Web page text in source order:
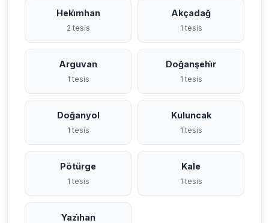
Heki̇mhan
2 tesis
Akçadağ
1 tesis
Arguvan
1 tesis
Doğanşehi̇r
1 tesis
Doğanyol
1 tesis
Kuluncak
1 tesis
Pötürge
1 tesis
Kale
1 tesis
Yazi̇han